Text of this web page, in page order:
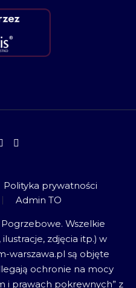
Polityka prywatności
Admin TO
Wszelkie
zdjęcia itp.) w
warszawa.pl są objęte
ochronie na mocy
i prawach pokrewnych” z